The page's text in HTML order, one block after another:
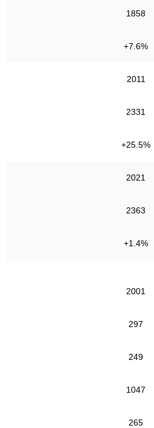
1858
+7.6%
2011
2331
+25.5%
2021
2363
+1.4%
2001
297
249
1047
265